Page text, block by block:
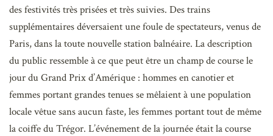
des festivités très prisées et très suivies. Des trains
supplémentaires déversaient une foule de spectateurs, venus de
Paris, dans la toute nouvelle station balnéaire. La description
du public ressemble à ce que peut être un champ de course le
jour du Grand Prix d’Amérique : hommes en canotier et
femmes portant grandes tenues se mêlaient à une population
locale vêtue sans aucun faste, les femmes portant tout de même
la coiffe du Trégor. L’événement de la journée était la course